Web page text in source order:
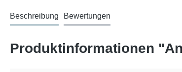
Beschreibung Bewertungen
Produktinformationen